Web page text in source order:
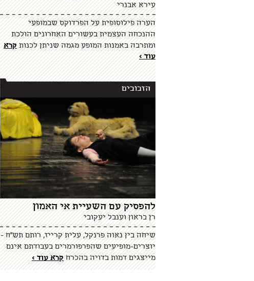
עירא אבנרי
הערה פילוסופית על הפרדוקס שבמופעי
ההנכחה העצמית בעשורים האחרונים הולכת
ומתרבה באמנות המופע מגמה שניתן לכנות קרא
עוד >
הזבובים
להפסיק עם השעיית אי האמון
רן בראון וענבל יעקובי
שיחה בין נאוה פרנקל, עלית קרייז, רותם תש"ח -
יוצרים-מופיעים שהפרפורמרים בעבודתם אינם
מייצגים דמות בדויה בהכרחקרא עוד >